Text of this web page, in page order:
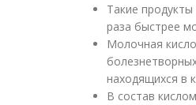
Такие
раза быстрее
Молочная
находящихся в
В состав